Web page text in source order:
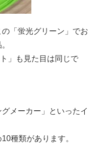
「蛍光グリーン」でお
」も見た目は同じで
メーカー」といったイ
種類があります。